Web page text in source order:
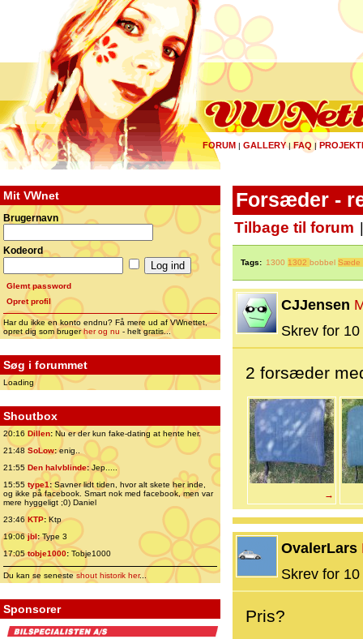
FORUM | GALLERY|FAQ |
Mit VWnet
Brugernavn
Kodeord
Glemt password
Opret profil
Har du ikke en konto endnu? Få mere ud af VWnettet,
opret dig som brugerher og nu - helt gratis...
Søg i forummet
Loading
Shoutbox
20:16 Dillen: Nu er der kun fake-dating at hente her.
21:48 SoLow:enig..
21:55 Den halvblinde:Jep.....
15:55 type1:Savner lidt tiden, hvor alt skete her inde,
og ikke på facebook. Smart nok med facebook, men var
mere hyggeligt ;0) Daniel
23:46 KTP:Ktp
19:06jbl:Type 3
17:05tobje1000: Tobje1000
Du kan se senesteshout historik her...
Sponsorer
Forsæder -
Tilbage til forum
Tags: 1300 1302 bobbel Sæde
CJJensen
Skrev for
2 forsæder
→
OvalerLars
Skrev for
Pris?